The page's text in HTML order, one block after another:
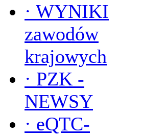
· WYNIKI
zawodów
krajowych
· PZK -
NEWSY
· eQTC-